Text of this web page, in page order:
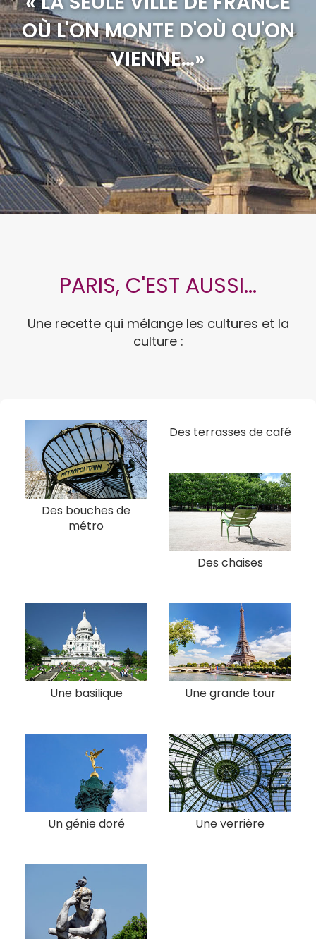
OÙ L'ON MONTE D'OÙ QU'ON
VIENNE…»
PARIS, C'EST AUSSI...
Une recette qui mélange les cultures et la
culture :
Des bouches de
métro
Des terrasses de café
Des chaises
Une basilique Une grande tour
Un génie doré Une verrière